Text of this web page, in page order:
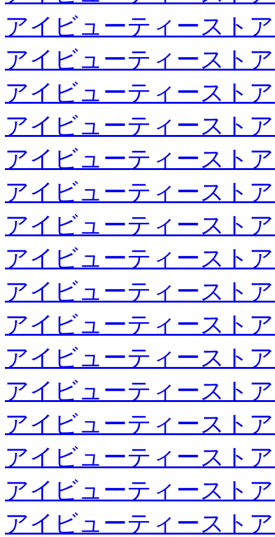
アイビューティースト
アイビューティースト
アイビューティースト
アイビューティースト
アイビューティースト
アイビューティースト
アイビューティースト
アイビューティースト
アイビューティースト
アイビューティースト
アイビューティースト
アイビューティースト
アイビューティースト
アイビューティースト
アイビューティースト
アイビューティースト